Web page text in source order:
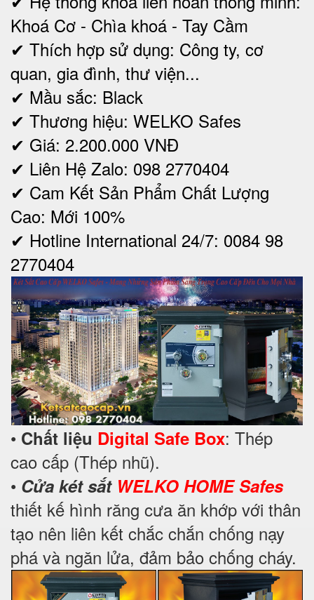
Khoá Cơ - Chìa khoá - Tay Cầm
✔ Thích hợp sử dụng: Công ty, cơ
quan, gia đình, thư viện...
✔ Mầu sắc: Black
✔ Thương hiệu: WELKO Safes
✔ Giá: 2.200.000 VNĐ
✔ Liên Hệ Zalo: 098 2770404
✔ Cam Kết Sản Phẩm Chất Lượng
Cao: Mới 100%
✔ Hotline International 24/7: 0084 98
2770404
• Chất liệu Digital Safe Box: Thép
cao cấp (Thép nhũ).
• Cửa két sắt WELKO HOME Safes
thiết kế hình răng cưa ăn khớp với thân
tạo nên liên kết chắc chắn chống nạy
phá và ngăn lửa, đảm bảo chống cháy.